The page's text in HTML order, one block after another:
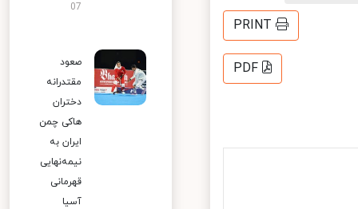
PRINT
PDF
07
صعود
مقتدرانه
دختران
هاکی چمن
ایران به
نیمه‌نهایی
قهرمانی
آسیا